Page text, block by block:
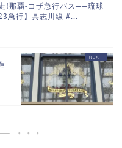
!那覇-コザ急行バス──琉球
急行】具志川線 #...